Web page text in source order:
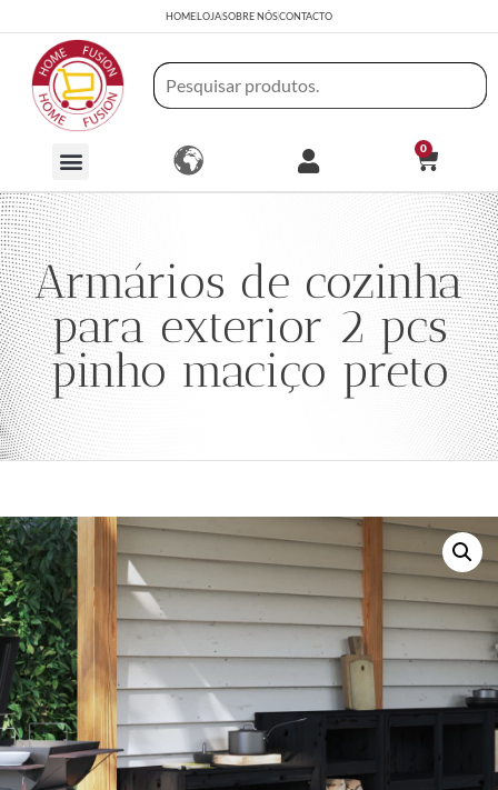
HOMELOJASOBRE NÓSCONTACTO
0
Armários de cozinha
para exterior 2 pcs
pinho maciço preto